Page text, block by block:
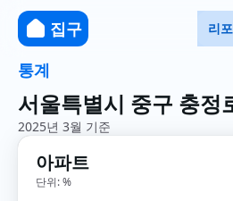
집구 리
통계
서울특별시 중구 충정
2025년 3월 기준
아파트
단위: %